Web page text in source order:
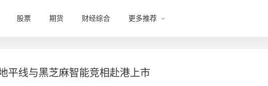
股票 期货 财经综合 更多推荐
平线与黑芝麻智能竞相赴港上市